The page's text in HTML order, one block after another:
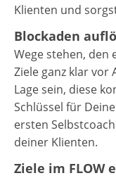
Klienten und
Blockaden
Wege stehen, den
Ziele ganz klar vor
Lage sein, diese
Schlüssel für
ersten
deiner Klienten.
Ziele im FLOW